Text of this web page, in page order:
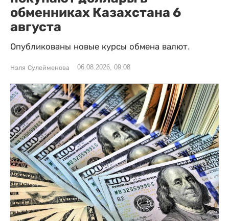
обменниках Казахстана 6
августа
Опубликованы новые курсы обмена валют.
Нэля Сулейменова 06.08.2026, 09:08